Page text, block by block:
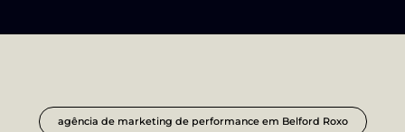
agência de marketing de performance em Belford Roxo